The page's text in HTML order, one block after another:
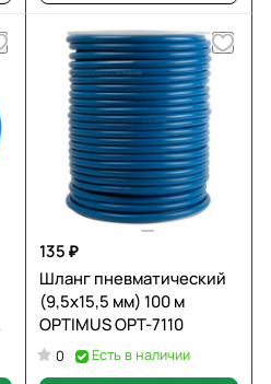
135 ₽
Шланг пневматический
(9,5х15,5 мм) 100 м
OPTIMUS OPT-7110
0 Есть в наличии